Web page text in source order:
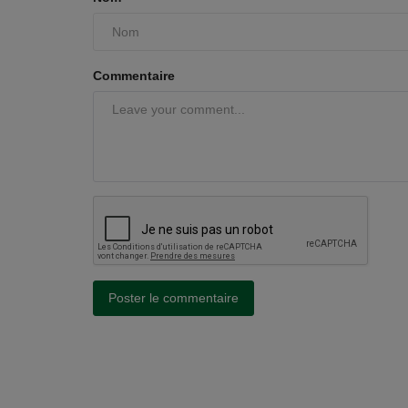
Commentaire
Poster le commentaire